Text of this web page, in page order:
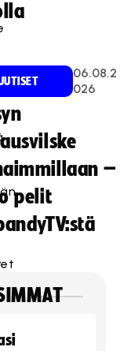
06.08.2
026
–
pelit